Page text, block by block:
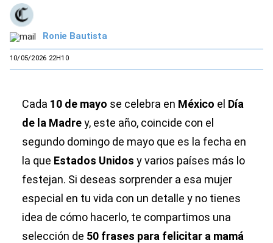
Ronie Bautista
10/05/2026 22H10
Cada 10 de mayo se celebra en México el Día
de la Madrey, este año, coincide con el
segundo domingo de mayo que es la fecha en
la que Estados Unidos y varios países más lo
festejan. Si deseas sorprender a esa mujer
especial en tu vida con un detalle y no tienes
idea de cómo hacerlo, te compartimos una
selección de 50 frases para felicitar a mamá